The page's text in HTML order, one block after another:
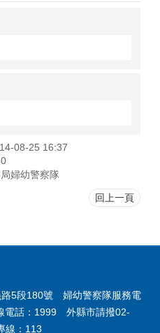
08-25 16:37
婦幼警察隊
回上一頁
5段180號 婦幼警察隊服務電
電話：1999 外縣市請撥02-
線：113